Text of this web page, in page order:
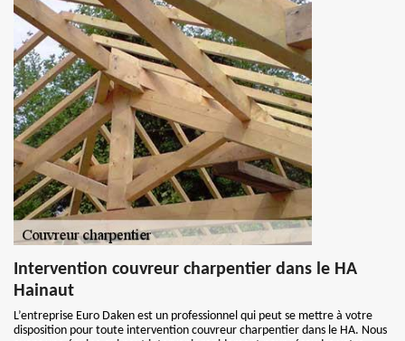
Intervention couvreur charpentier dans le HA
Hainaut
L’entreprise Euro Daken est un professionnel qui peut se mettre à votre
disposition pour toute intervention couvreur charpentier dans le HA. Nous